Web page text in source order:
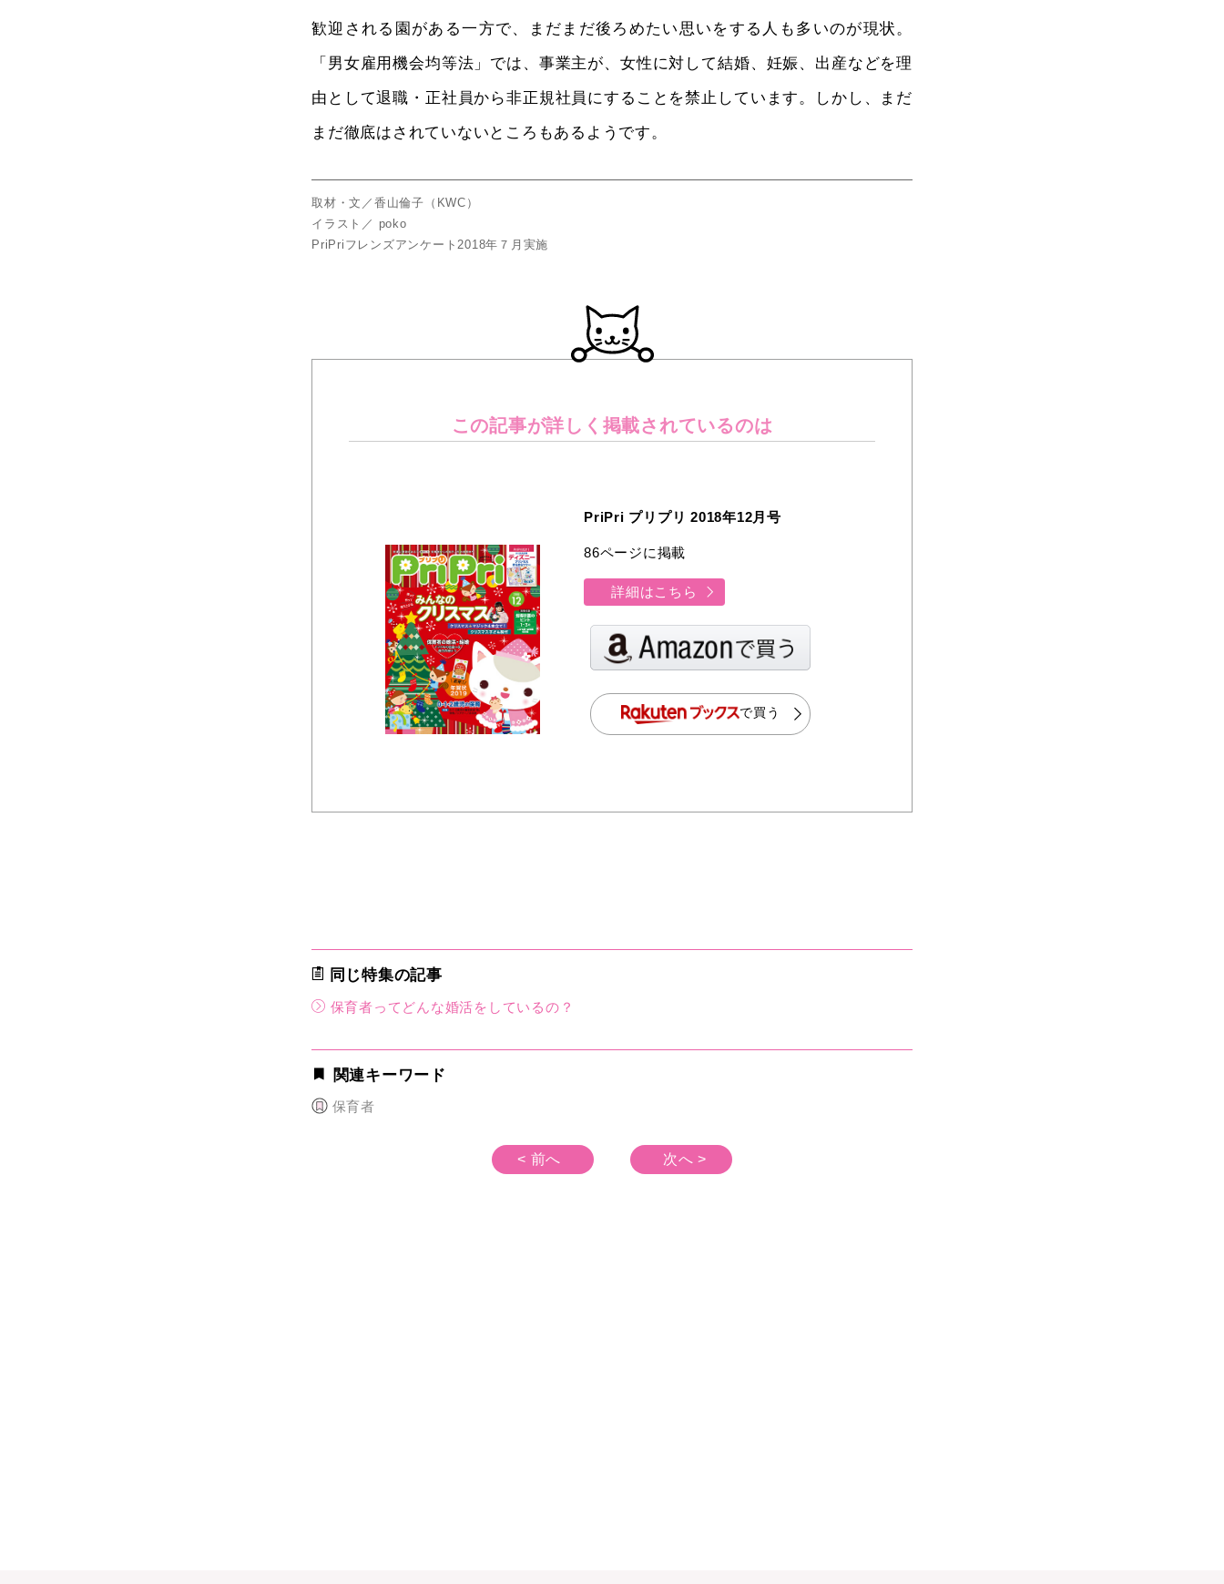
歓迎される園がある一方で、まだまだ後ろめたい思いをする人も多いのが現状。
「男女雇用機会均等法」では、事業主が、女性に対して結婚、妊娠、出産などを理
由として退職・正社員から非正規社員にすることを禁止しています。しかし、まだ
まだ徹底はされていないところもあるようです。
取材・文／香山倫子（KWC）
イラスト／ poko
PriPriフレンズアンケート2018年７月実施
この記事が詳しく 掲載されているのは
PriPri プリプリ 2018年12月号
86ページに掲載
詳細はこちら
で買う
同じ特集の記事
保育者ってどんな婚活をしているの？
関連キーワード
保育者
< 前へ 次へ >